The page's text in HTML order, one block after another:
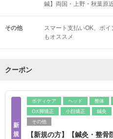
鍼】両国・上野・秋葉原
その他 スマート支払いOK ポイ
もオススメ
クーポン
新
規
ボディケア ヘッド 整体
OX脚矯正
小顔矯正 鍼灸
その他
【新規の方】【鍼灸・整